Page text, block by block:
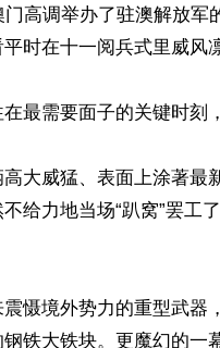
门高调举办了驻澳解放
时在十一阅兵式里威风
最需要面子的关键时刻
大威猛、表面上涂著最
给力地当场“趴窝”罢工
慑境外势力的重型武器
铁大铁块。更魔幻的一